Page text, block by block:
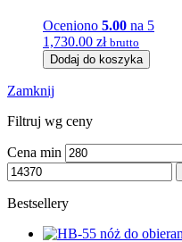
Oceniono 5.00 na 5
1,730.00 zł brutto
Dodaj do koszyka
Zamknij
Filtruj wg ceny
Cena min
Bestsellery